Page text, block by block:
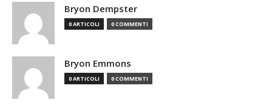
Bryon Dempster
0 ARTICOLI 0 COMMENTI
Bryon Emmons
0 ARTICOLI 0 COMMENTI